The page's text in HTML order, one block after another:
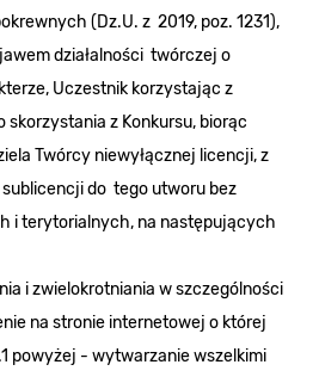
(Dz.U. z 2019, poz. 1231),
działalności twórczej o
Uczestnik korzystając z
skorzystania z Konkursu, biorąc
Twórcy niewyłącznej licencji, z
do tego utworu bez
i terytorialnych, na następujących
i zwielokrotniania w szczególności
na stronie internetowej o której
powyżej - wytwarzanie wszelkimi